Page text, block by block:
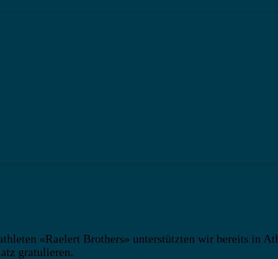
«Raelert Brothers» unterstützten wir bereits in
gratulieren.